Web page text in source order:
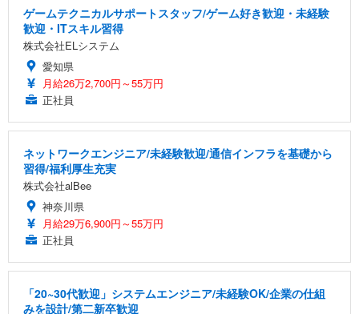
ゲームテクニカルサポートスタッフ/ゲーム好き歓迎・未経験
歓迎・ITスキル習得
株式会社ELシステム
愛知県
月給26万2,700円～55万円
正社員
ネットワークエンジニア/未経験歓迎/通信インフラを基礎から
習得/福利厚生充実
株式会社alBee
神奈川県
月給29万6,900円～55万円
正社員
「20~30代歓迎」システムエンジニア/未経験OK/企業の仕組
みを設計/第二新卒歓迎